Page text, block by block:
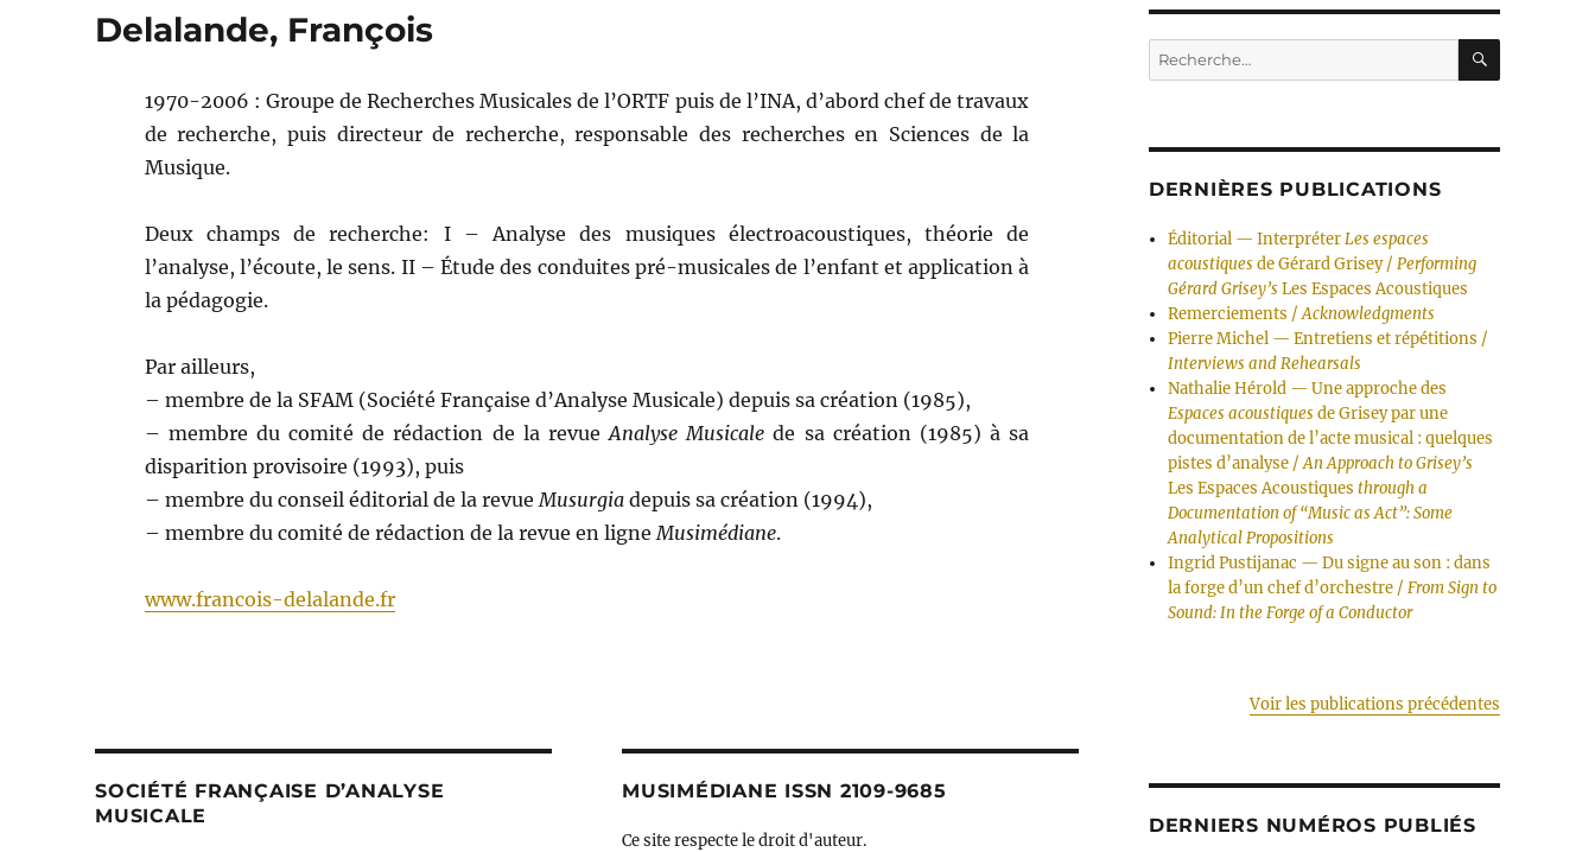
Delalande, François
1970-2006 : Groupe de Recherches Musicales de l’ORTF puis de l’INA, d’abord chef de travaux
de recherche, puis directeur de recherche, responsable des recherches en Sciences de la
Musique.
Deux champs de recherche: I – Analyse des musiques électroacoustiques, théorie de
l’analyse, l’écoute, le sens. II – Étude des conduites pré-musicales de l’enfant et application à
la pédagogie.
Par ailleurs,
– membre de la SFAM (Société Française d’Analyse Musicale) depuis sa création (1985),
– membre du comité de rédaction de la revueAnalyse Musicale de sa création (1985) à sa
disparition provisoire (1993), puis
– membre du conseil éditorial de la revue Musurgiadepuis sa création (1994),
– membre du comité de rédaction de la revue en ligne Musimédiane.
www.francois-delalande.fr
SOCIÉTÉ FRANÇAISE D’ANALYSE
MUSICALE
MUSIMÉDIANE ISSN 2109-9685
Ce site respecte le droit d'auteur.
Recherche
pour :
DERNIÈRES PUBLICATIONS
Éditorial — InterpréterLes espaces
acoustiques de Gérard Grisey /Performing
Gérard Grisey’sLes Espaces Acoustiques
Remerciements /Acknowledgments
Pierre Michel — Entretiens et répétitions /
Interviews and Rehearsals
Nathalie Hérold — Une approche des
Espaces acoustiques de Grisey par une
documentation de l’acte musical : quelques
pistes d’analyse /An Approach to Grisey’s
Les Espaces Acoustiques through a
Documentation of “Music as Act”: Some
Analytical Propositions
Ingrid Pustijanac — Du signe au son : dans
la forge d’un chef d’orchestre /From Sign to
Sound: In the Forge of a Conductor
Voir les publications précédentes
DERNIERS NUMÉROS PUBLIÉS